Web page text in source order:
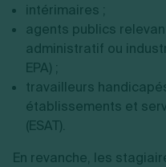
intérimaires ;
agents publics
administratif ou
EPA) ;
travailleurs
établissements et
(ESAT).
En revanche, les